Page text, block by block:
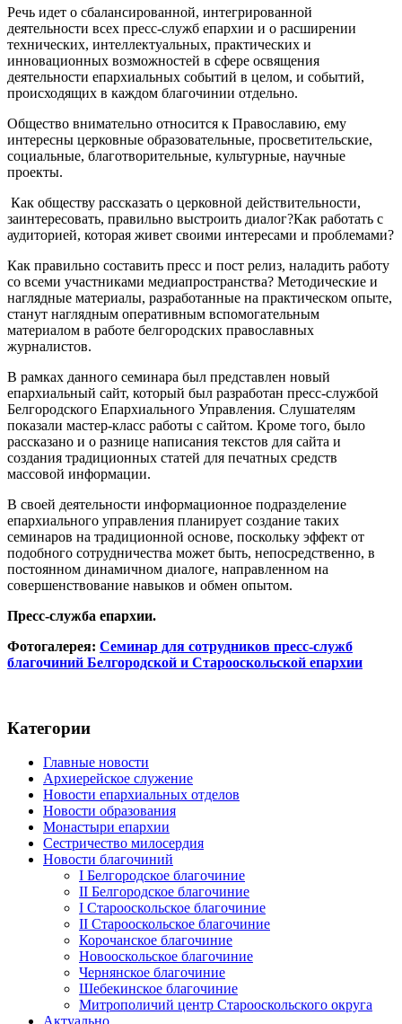
Речь идет о сбалансированной, интегрированной
деятельности всех пресс-служб епархии и о расширении
технических, интеллектуальных, практических и
инновационных возможностей в сфере освящения
деятельности епархиальных событий в целом, и событий,
происходящих в каждом благочинии отдельно.
Общество внимательно относится к Православию, ему
интересны церковные образовательные, просветительские,
социальные, благотворительные, культурные, научные
проекты.
Как обществу рассказать о церковной действительности,
заинтересовать, правильно выстроить диалог?Как работать с
аудиторией, которая живет своими интересами и проблемами?
Как правильно составить пресс и пост релиз, наладить работу
со всеми участниками медиапространства? Методические и
наглядные материалы, разработанные на практическом опыте,
станут наглядным оперативным вспомогательным
материалом в работе белгородских православных
журналистов.
В рамках данного семинара был представлен новый
епархиальный сайт, который был разработан пресс-службой
Белгородского Епархиального Управления. Слушателям
показали мастер-класс работы с сайтом. Кроме того, было
рассказано и о разнице написания текстов для сайта и
создания традиционных статей для печатных средств
массовой информации.
В своей деятельности информационное подразделение
епархиального управления планирует создание таких
семинаров на традиционной основе, поскольку эффект от
подобного сотрудничества может быть, непосредственно, в
постоянном динамичном диалоге, направленном на
совершенствование навыков и обмен опытом.
Пресс-служба епархии.
Фотогалерея: Семинар для сотрудников пресс-служб
благочиний Белгородской и Старооскольской епархии
Категории
Главные новости
Архиерейское служение
Новости епархиальных отделов
Новости образования
Монастыри епархии
Сестричество милосердия
Новости благочиний
I Белгородское благочиние
II Белгородское благочиние
I Старооскольское благочиние
II Старооскольское благочиние
Корочанское благочиние
Новооскольское благочиние
Чернянское благочиние
Шебекинское благочиние
Митрополичий центр Старооскольского округа